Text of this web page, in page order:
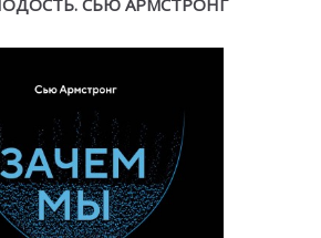
СЬЮ АРМСТРОНГ